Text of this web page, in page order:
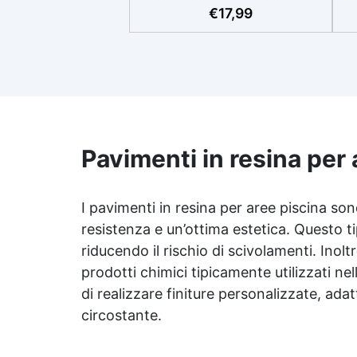
Tutti grazie al facile rapporto di
miscelazione 2:1, garantisce un
contatto con la pelle, Bpa Free
e senza Solventi (Voc Free)
e con filtri UV anti-ingiallimento
per una finitura durevole e
brillante.
€17,99
Pavimenti in resina per
I pavimenti in resina per aree piscina
resistenza e un’ottima estetica. Questo
riducendo il rischio di scivolamenti.
prodotti chimici tipicamente utilizzati
di realizzare finiture personalizzate,
circostante.